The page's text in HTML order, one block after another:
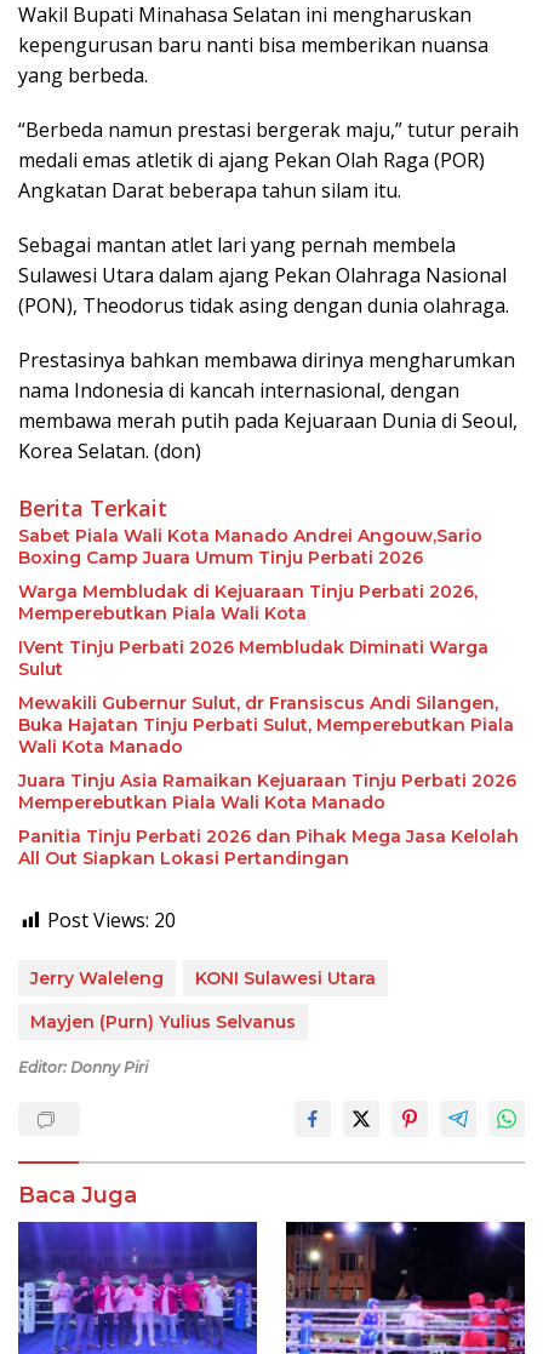
Wakil Bupati Minahasa Selatan ini mengharuskan
kepengurusan baru nanti bisa memberikan nuansa
yang berbeda.
“Berbeda namun prestasi bergerak maju,” tutur peraih
medali emas atletik di ajang Pekan Olah Raga (POR)
Angkatan Darat beberapa tahun silam itu.
Sebagai mantan atlet lari yang pernah membela
Sulawesi Utara dalam ajang Pekan Olahraga Nasional
(PON), Theodorus tidak asing dengan dunia olahraga.
Prestasinya bahkan membawa dirinya mengharumkan
nama Indonesia di kancah internasional, dengan
membawa merah putih pada Kejuaraan Dunia di Seoul,
Korea Selatan. (don)
Berita Terkait
Sabet Piala Wali Kota Manado Andrei Angouw,Sario
Boxing Camp Juara Umum Tinju Perbati 2026
Warga Membludak di Kejuaraan Tinju Perbati 2026,
Memperebutkan Piala Wali Kota
IVent Tinju Perbati 2026 Membludak Diminati Warga
Sulut
Mewakili Gubernur Sulut, dr Fransiscus Andi Silangen,
Buka Hajatan Tinju Perbati Sulut, Memperebutkan Piala
Wali Kota Manado
Juara Tinju Asia Ramaikan Kejuaraan Tinju Perbati 2026
Memperebutkan Piala Wali Kota Manado
Panitia Tinju Perbati 2026 dan Pihak Mega Jasa Kelolah
All Out Siapkan Lokasi Pertandingan
Post Views: 20
Jerry Waleleng
KONI Sulawesi Utara
Mayjen (Purn) Yulius Selvanus
Editor: Donny Piri
Baca Juga